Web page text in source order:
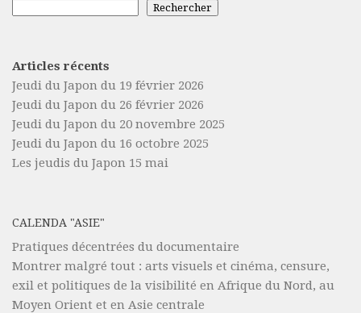
Rechercher
Articles récents
Jeudi du Japon du 19 février 2026
Jeudi du Japon du 26 février 2026
Jeudi du Japon du 20 novembre 2025
Jeudi du Japon du 16 octobre 2025
Les jeudis du Japon 15 mai
CALENDA "ASIE"
Pratiques décentrées du documentaire
Montrer malgré tout : arts visuels et cinéma, censure,
exil et politiques de la visibilité en Afrique du Nord, au
Moyen Orient et en Asie centrale